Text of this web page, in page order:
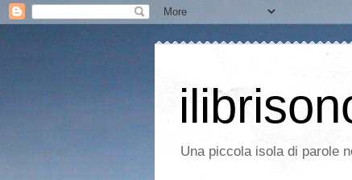
Una piccola isola di parole